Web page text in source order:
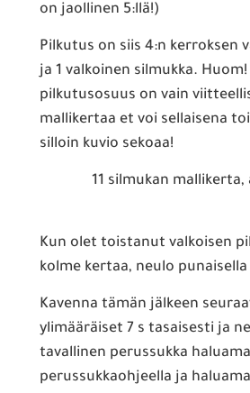
on jaollinen 5:llä!)
Pilkutus on siis 4:n kerroksen
ja 1 valkoinen silmukka.
pilkutusosuus on vain
mallikertaa et voi sellaisena
silloin kuvio sekoaa!
11 silmukan
Kun olet toistanut valkoisen
kolme kertaa, neulo
Kavenna tämän jälkeen
ylimääräiset 7 s tasaisesti ja
tavallinen perussukka
perussukkaohjeella ja